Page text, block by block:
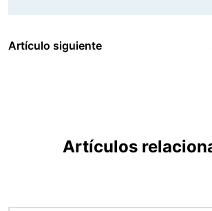
Artículo siguiente
Artículos